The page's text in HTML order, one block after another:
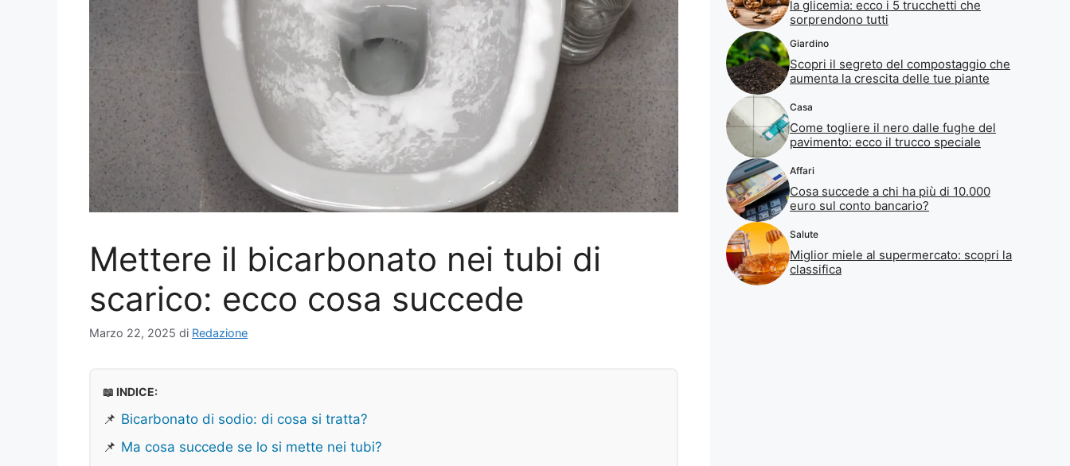
Mettere il bicarbonato nei tubi di
scarico: ecco cosa succede
Marzo 22, 2025 di Redazione
📖 INDICE:
📌 Bicarbonato di sodio: di cosa si tratta?
📌 Ma cosa succede se lo si mette nei tubi?
la glicemia: ecco i 5 trucchetti che
sorprendono tutti
Giardino
Scopri il segreto del compostaggio che
aumenta la crescita delle tue piante
Casa
Come togliere il nero dalle fughe del
pavimento: ecco il trucco speciale
Affari
Cosa succede a chi ha più di 10.000
euro sul conto bancario?
Salute
Miglior miele al supermercato: scopri la
classifica